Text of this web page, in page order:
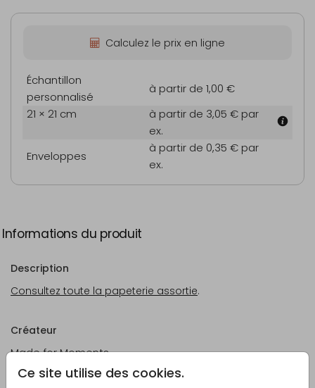
Ce site utilise des cookies.
Calculez le prix en ligne
Échantillon
personnalisé
à partir de 1,00 €
21 × 21 cm
à partir de 3,05 € par
ex.
Enveloppes
à partir de 0,35 € par
ex.
Informations du produit
Description
Consultez toute la papeterie assortie.
Créateur
Made for Moments
Catégorie